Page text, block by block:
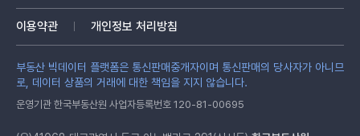
이용약관 개인정보 처리방침
부동산 빅데이터 플랫폼은 통신판매중개자이며 통신판매의 당사자가 아니므
로, 데이터 상품의 거래에 대한 책임을 지지 않습니다.
운영기관 한국부동산원 사업자등록번호 120-81-00695